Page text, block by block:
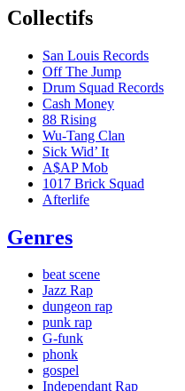
Collectifs
San Louis Records
Off The Jump
Drum Squad Records
Cash Money
88 Rising
Wu-Tang Clan
Sick Wid’ It
A$AP Mob
1017 Brick Squad
Afterlife
Genres
beat scene
Jazz Rap
dungeon rap
punk rap
G-funk
phonk
gospel
Independant Rap